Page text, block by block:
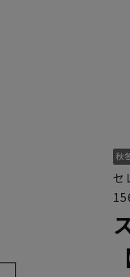
BE10
セ